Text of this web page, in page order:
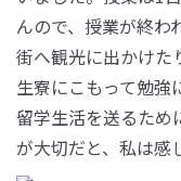
んので、授業が終わ
街へ観光に出かけた
生寮にこもって勉強
留学生活を送るため
が大切だと、私は感